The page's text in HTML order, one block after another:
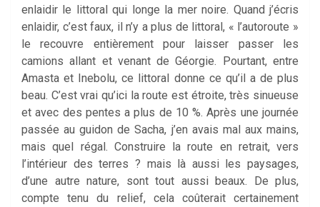
enlaidir le littoral qui longe la mer noire. Quand j’écris
enlaidir, c’est faux, il n’y a plus de littoral, « l’autoroute »
le recouvre entièrement pour laisser passer les
camions allant et venant de Géorgie. Pourtant, entre
Amasta et Inebolu, ce littoral donne ce qu’il a de plus
beau. C’est vrai qu’ici la route est étroite, très sinueuse
et avec des pentes a plus de 10 %. Après une journée
passée au guidon de Sacha, j’en avais mal aux mains,
mais quel régal. Construire la route en retrait, vers
l’intérieur des terres ? mais là aussi les paysages,
d’une autre nature, sont tout aussi beaux. De plus,
compte tenu du relief, cela coûterait certainement